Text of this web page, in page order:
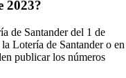
2023?
de Santander del 1 de
Lotería de Santander o en
publicar los números